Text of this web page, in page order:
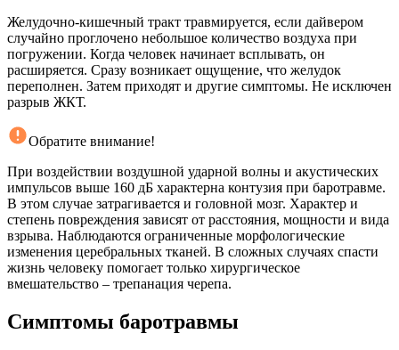
Желудочно-кишечный тракт травмируется, если дайвером
случайно проглочено небольшое количество воздуха при
погружении. Когда человек начинает всплывать, он
расширяется. Сразу возникает ощущение, что желудок
переполнен. Затем приходят и другие симптомы. Не исключен
разрыв ЖКТ.
Обратите внимание!
При воздействии воздушной ударной волны и акустических
импульсов выше 160 дБ характерна контузия при баротравме.
В этом случае затрагивается и головной мозг. Характер и
степень повреждения зависят от расстояния, мощности и вида
взрыва. Наблюдаются ограниченные морфологические
изменения церебральных тканей. В сложных случаях спасти
жизнь человеку помогает только хирургическое
вмешательство – трепанация черепа.
Симптомы баротравмы